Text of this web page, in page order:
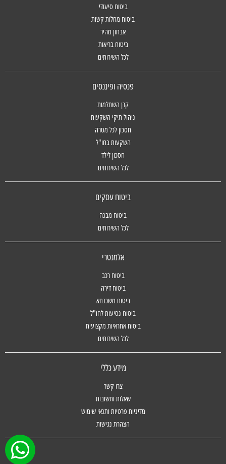
ביטוח סיעודי
ביטוח מחלות קשות
אבחון מהיר
ביטוח בריאות
לכל השירותים
פנסיה ופיננסים
קרן השתלמות
ניהול תיקי השקעות
חסכון לכל מטרה
השקעות בחו"ל
חסכון לילד
לכל השירותים
ביטוח עסקים
ביטוח מבנה
לכל השירותים
אלמנטרי
ביטוח רכב
ביטוח דירה
ביטוח משכנתא
ביטוח נסיעות לחו"ל
ביטוח אחראיות מקצועית
לכל השירותים
מידע כללי
צרו קשר
שאלות ותשובות
מדיניות פרטיות ותנאי שימוש
הצהרת נגישות